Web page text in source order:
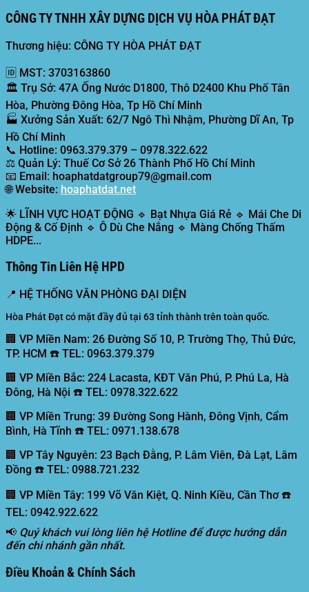
CÔNG TY TNHH XÂY DỰNG DỊCH VỤ HÒA PHÁT ĐẠT
Thương hiệu: CÔNG TY HÒA PHÁT ĐẠT
🆔 MST: 3703163860
🏛️ Trụ Sở: 47A Ống Nước D1800, Thô D2400 Khu Phố Tân
Hòa, Phường Đông Hòa, Tp Hồ Chí Minh
🏭 Xưởng Sản Xuất: 62/7 Ngô Thì Nhậm, Phường Dĩ An, Tp
Hồ Chí Minh
📞 Hotline: 0963.379.379 – 0978.322.622
⚖️ Quản Lý: Thuế Cơ Sở 26 Thành Phố Hồ Chí Minh
📧 Email: hoaphatdatgroup79@gmail.com
🌐Website: hoaphatdat.net
🌟 LĨNH VỰC HOẠT ĐỘNG 🔹 Bạt Nhựa Giá Rẻ 🔹 Mái Che Di
Động & Cố Định 🔹 Ô Dù Che Nắng 🔹 Màng Chống Thấm
HDPE...
Thông Tin Liên Hệ HPD
📍 HỆ THỐNG VĂN PHÒNG ĐẠI DIỆN
Hòa Phát Đạt có mặt đầy đủ tại 63 tỉnh thành trên toàn quốc.
🏢 VP Miền Nam: 26 Đường Số 10, P. Trường Thọ, Thủ Đức,
TP. HCM ☎️ TEL: 0963.379.379
🏢 VP Miền Bắc: 224 Lacasta, KĐT Văn Phú, P. Phú La, Hà
Đông, Hà Nội ☎️ TEL: 0978.322.622
🏢 VP Miền Trung: 39 Đường Song Hành, Đông Vịnh, Cẩm
Bình, Hà Tĩnh ☎️ TEL: 0971.138.678
🏢 VP Tây Nguyên: 23 Bạch Đằng, P. Lâm Viên, Đà Lạt, Lâm
Đồng ☎️ TEL: 0988.721.232
🏢 VP Miền Tây: 199 Võ Văn Kiệt, Q. Ninh Kiều, Cần Thơ ☎️
TEL: 0942.922.622
📢 Quý khách vui lòng liên hệ Hotline để được hướng dẫn
đến chi nhánh gần nhất.
Điều Khoản & Chính Sách